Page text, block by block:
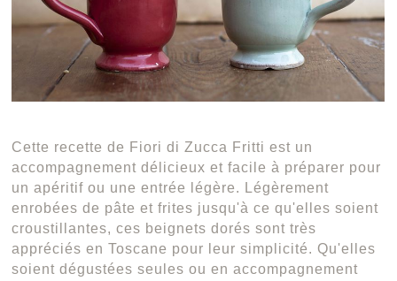
Cette recette de Fiori di Zucca Fritti est un
accompagnement délicieux et facile à préparer pour
un apéritif ou une entrée légère. Légèrement
enrobées de pâte et frites jusqu'à ce qu'elles soient
croustillantes, ces beignets dorés sont très
appréciés en Toscane pour leur simplicité. Qu'elles
soient dégustées seules ou en accompagnement